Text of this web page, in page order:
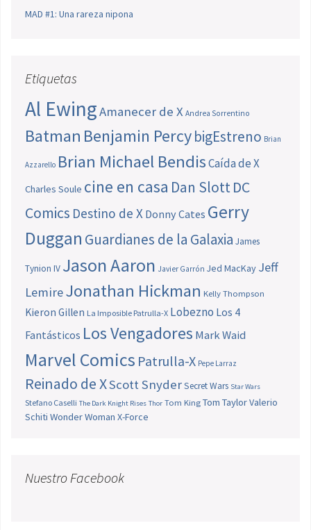
MAD #1: Una rareza nipona
Etiquetas
Al EwingAmanecer de X Andrea Sorrentino
Batman Benjamin PercybigEstreno Brian
Azzarello Brian Michael BendisCaída de X
Charles Soule cine en casa Dan SlottDC
Comics Destino de X Donny Cates Gerry
Duggan Guardianes de la Galaxia James
Tynion IV Jason Aaron Javier Garrón Jed MacKay Jeff
LemireJonathan Hickman Kelly Thompson
Kieron Gillen La Imposible Patrulla-X Lobezno Los 4
Fantásticos Los Vengadores Mark Waid
Marvel Comics Patrulla-X Pepe Larraz
Reinado de XScott SnyderSecret Wars Star Wars
Stefano Caselli The Dark Knight Rises Thor Tom King Tom TaylorValerio
Schiti Wonder Woman X-Force
Nuestro Facebook